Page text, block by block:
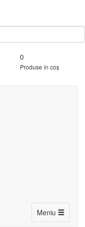
0
Produse în coș
Meniu Toggle